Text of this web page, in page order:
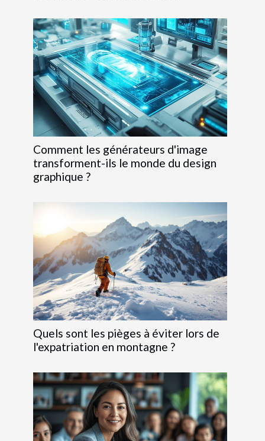
Comment les générateurs d'image
transforment-ils le monde du design
graphique ?
Quels sont les pièges à éviter lors de
l'expatriation en montagne ?